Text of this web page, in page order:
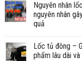
Nguyên nhân
nguyên nhân
quả
Lốc tủ đông –
phẩm lâu dài và